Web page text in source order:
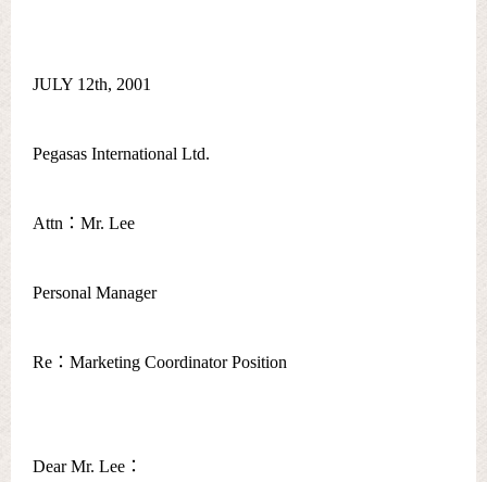
JULY 12th, 2001
Pegasas International Ltd.
Attn：Mr. Lee
Personal Manager
Re：Marketing Coordinator Position
Dear Mr. Lee：